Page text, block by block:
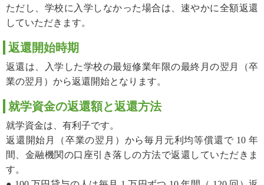
ただし、学校に入学しなかった場合は、速やかに全額返還
していただきます。
返還開始時期
返還は、入学した学校の最短修業年限の最終月の翌月（卒
業の翌月）から返還開始となります。
就学資金の返還額と返還方法
就学資金は、有利子です。
返還開始月（卒業の翌月）から毎月元利均等償還で 10 年
間、金融機関の口座引き落しの方法で返還していただきま
す。